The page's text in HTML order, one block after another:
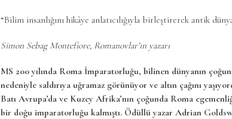
“Bilim insanlığını hikâye anlatıcılığıyla birleştirerek antik
Simon Sebag Montefiore, Romanovlar’ın yazarı
MS 200 yılında Roma İmparatorluğu, bilinen dünyanın
nedeniyle saldırıya uğramaz görünüyor ve altın çağını
Batı Avrupa’da ve Kuzey Afrika’nın çoğunda Roma
bir doğu imparatorluğu kalmıştı. Ödüllü yazar Adrian